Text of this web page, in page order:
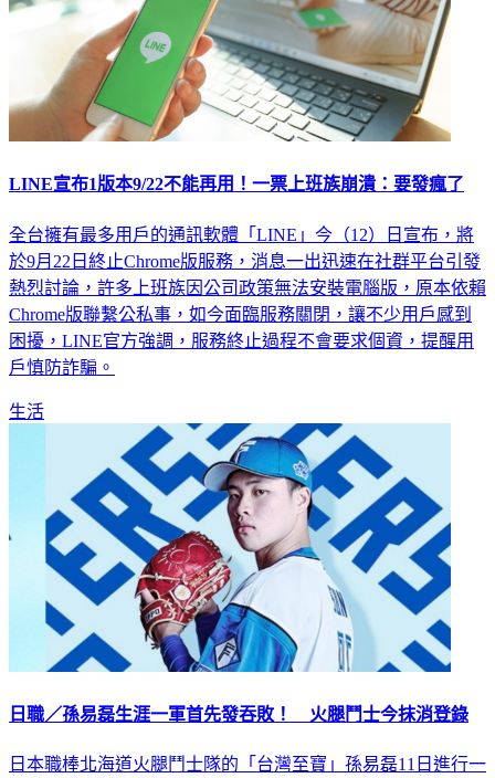
LINE宣布1版本9/22不能再用！一票上班族崩潰：要發瘋了
全台擁有最多用戶的通訊軟體「LINE」今（12）日宣布，將
於9月22日終止Chrome版服務，消息一出迅速在社群平台引發
熱烈討論，許多上班族因公司政策無法安裝電腦版，原本依賴
Chrome版聯繫公私事，如今面臨服務關閉，讓不少用戶感到
困擾，LINE官方強調，服務終止過程不會要求個資，提醒用
戶慎防詐騙。
生活
日職／孫易磊生涯一軍首先發吞敗！ 火腿鬥士今抹消登錄
日本職棒北海道火腿鬥士隊的「台灣至寶」孫易磊11日進行一